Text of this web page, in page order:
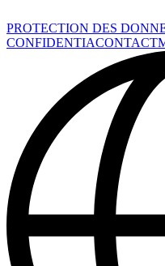
PROTECTION DES
CONFIDENTIACONTACT